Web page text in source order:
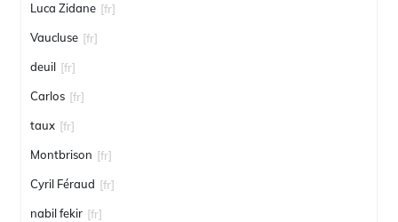
Luca Zidane [fr]
Vaucluse [fr]
deuil [fr]
Carlos [fr]
taux [fr]
Montbrison [fr]
Cyril Féraud [fr]
nabil fekir [fr]